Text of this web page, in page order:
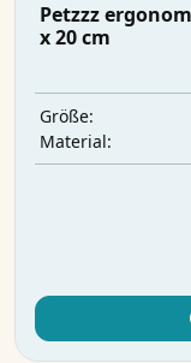
Petzzz
x 20 cm
Größe:
Material: